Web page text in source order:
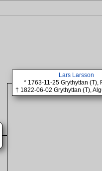
Lars Larsson
* 1763-11-25 Grythyttan (T),
† 1822-06-02 Grythyttan (T),